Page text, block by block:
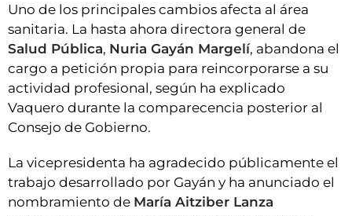
Uno de los principales cambios afecta al área
sanitaria. La hasta ahora directora general de
Salud Pública, Nuria Gayán Margelí, abandona el
cargo a petición propia para reincorporarse a su
actividad profesional, según ha explicado
Vaquero durante la comparecencia posterior al
Consejo de Gobierno.
La vicepresidenta ha agradecido públicamente el
trabajo desarrollado por Gayán y ha anunciado el
nombramiento de María Aitziber Lanza